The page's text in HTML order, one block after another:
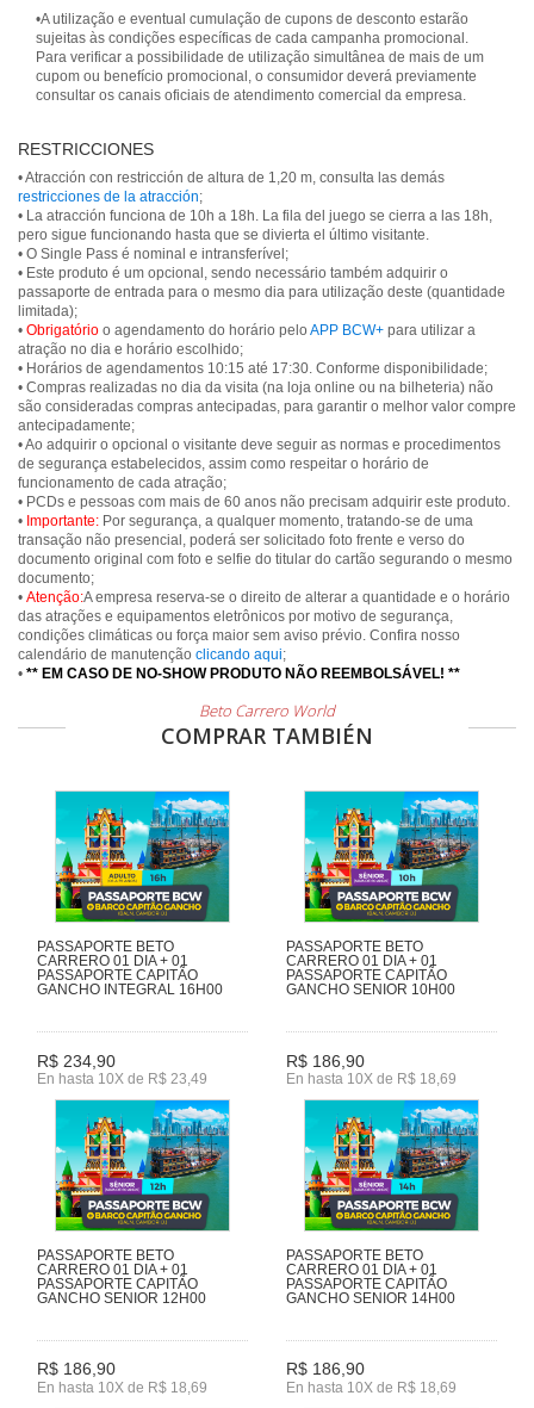
•A utilização e eventual cumulação de cupons de desconto estarão
sujeitas às condições específicas de cada campanha promocional.
Para verificar a possibilidade de utilização simultânea de mais de um
cupom ou benefício promocional, o consumidor deverá previamente
consultar os canais oficiais de atendimento comercial da empresa.
RESTRICCIONES
• Atracción con restricción de altura de 1,20 m, consulta las demás
restricciones de la atracción;
• La atracción funciona de 10h a 18h. La fila del juego se cierra a las 18h,
pero sigue funcionando hasta que se divierta el último visitante.
• O Single Pass é nominal e intransferível;
• Este produto é um opcional, sendo necessário também adquirir o
passaporte de entrada para o mesmo dia para utilização deste (quantidade
limitada);
• Obrigatório o agendamento do horário pelo APP BCW+ para utilizar a
atração no dia e horário escolhido;
• Horários de agendamentos 10:15 até 17:30. Conforme disponibilidade;
• Compras realizadas no dia da visita (na loja online ou na bilheteria) não
são consideradas compras antecipadas, para garantir o melhor valor compre
antecipadamente;
• Ao adquirir o opcional o visitante deve seguir as normas e procedimentos
de segurança estabelecidos, assim como respeitar o horário de
funcionamento de cada atração;
• PCDs e pessoas com mais de 60 anos não precisam adquirir este produto.
• Importante: Por segurança, a qualquer momento, tratando-se de uma
transação não presencial, poderá ser solicitado foto frente e verso do
documento original com foto e selfie do titular do cartão segurando o mesmo
documento;
• Atenção:A empresa reserva-se o direito de alterar a quantidade e o horário
das atrações e equipamentos eletrônicos por motivo de segurança,
condições climáticas ou força maior sem aviso prévio. Confira nosso
calendário de manutenção clicando aqui;
• ** EM CASO DE NO-SHOW PRODUTO NÃO REEMBOLSÁVEL! **
Beto Carrero World
COMPRAR TAMBIÉN
PASSAPORTE BETO
CARRERO 01 DIA + 01
PASSAPORTE CAPITÃO
GANCHO INTEGRAL 16H00
R$ 234,90
En hasta 10X de R$ 23,49
PASSAPORTE BETO
CARRERO 01 DIA + 01
PASSAPORTE CAPITÃO
GANCHO SENIOR 10H00
R$ 186,90
En hasta 10X de R$ 18,69
PASSAPORTE BETO
CARRERO 01 DIA + 01
PASSAPORTE CAPITÃO
GANCHO SENIOR 12H00
R$ 186,90
En hasta 10X de R$ 18,69
PASSAPORTE BETO
CARRERO 01 DIA + 01
PASSAPORTE CAPITÃO
GANCHO SENIOR 14H00
R$ 186,90
En hasta 10X de R$ 18,69